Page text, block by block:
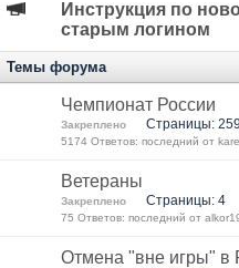
Инструкция по
старым логином
Темы форума
Чемпионат России
Закреплено Страницы: 259
5174 Ответов: последний от
Ветераны
Закреплено Страницы: 4
75 Ответов: последний от
Отмена "вне игры" в